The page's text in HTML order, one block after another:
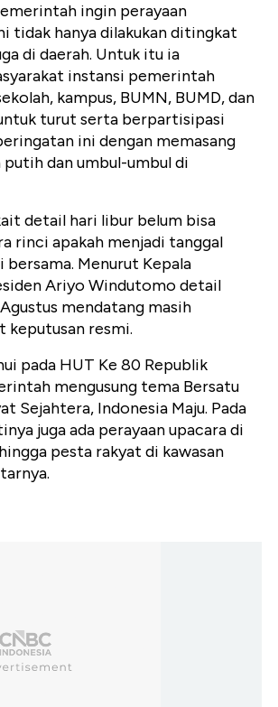
ingin perayaan
tidak hanya dilakukan ditingkat
di daerah. Untuk itu ia
instansi pemerintah
kampus, BUMN, BUMD, dan
turut serta berpartisipasi
ini dengan memasang
dan umbul-umbul di
detail hari libur belum bisa
rinci apakah menjadi tanggal
bersama. Menurut Kepala
Ariyo Windutomo detail
mendatang masih
keputusan resmi.
pada HUT Ke 80 Republik
mengusung tema Bersatu
Sejahtera, Indonesia Maju. Pada
juga ada perayaan upacara di
pesta rakyat di kawasan